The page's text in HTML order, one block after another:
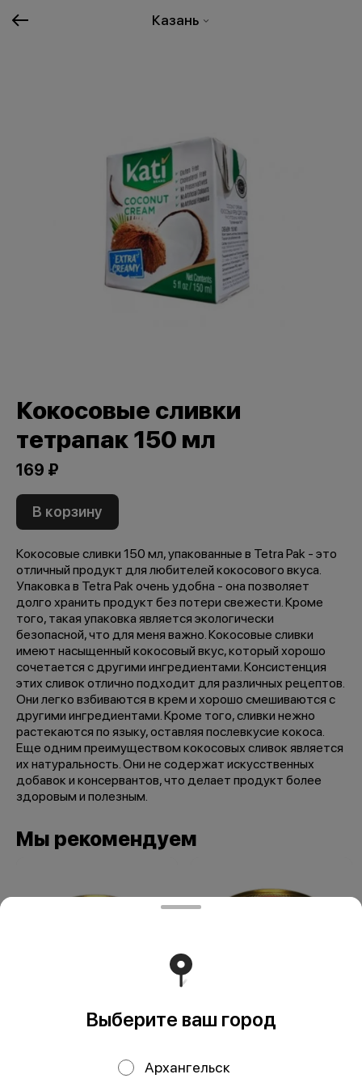
Казань
Кокосовые сливки
тетрапак 150 мл
169 ₽
В корзину
Кокосовые сливки 150 мл, упакованные в Tetra Pak - это
отличный продукт для любителей кокосового вкуса.
Упаковка в Tetra Pak очень удобна - она позволяет
долго хранить продукт без потери свежести. Кроме
того, такая упаковка является экологически
безопасной, что для меня важно. Кокосовые сливки
имеют насыщенный кокосовый вкус, который хорошо
сочетается с другими ингредиентами. Консистенция
этих сливок отлично подходит для различных рецептов.
Они легко взбиваются в крем и хорошо смешиваются с
другими ингредиентами. Кроме того, сливки нежно
растекаются по языку, оставляя послевкусие кокоса.
Еще одним преимуществом кокосовых сливок является
их натуральность. Они не содержат искусственных
добавок и консервантов, что делает продукт более
здоровым и полезным.
Мы рекомендуем
Осетр в томатном
Выберите ваш город
Архангельск